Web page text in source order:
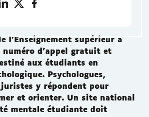
l'Enseignement supérieur a
numéro d'appel gratuit et
aux étudiants en
Psychologues,
y répondent pour
et orienter. Un site national
mentale étudiante doit